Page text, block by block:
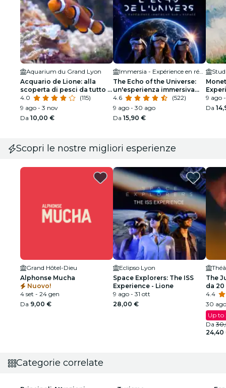
Aquarium du Grand Lyon
Acquario de Lione: alla
scoperta di pesci da tutto il
mondo
4.0
(115)
9 ago - 3 nov
Da 10,00 €
Immersia - Expérience en réalité virtuelle
The Echo of the Universe:
un'esperienza immersiva
nello spazio
4.6
(522)
9 ago - 30 ago
Da 15,90 €
9 ago
Da
Scopri le nostre migliori esperienze
Grand Hôtel-Dieu
Alphonse Mucha
Nuovo!
4 set - 24 gen
Da 9,00 €
Eclipso Lyon
Space Explorers: The ISS
Experience - Lione
9 ago - 31 ott
28,00 €
The
da
4.4
30
Up to
Da
24,40
Categorie correlate